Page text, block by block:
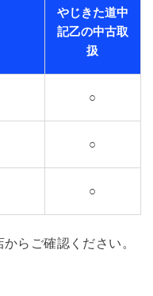
やじきた道中
記乙の中古取
扱
○
○
○
らご確認ください。